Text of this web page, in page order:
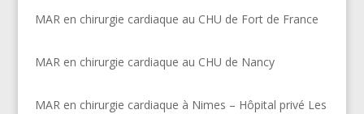
MAR en chirurgie cardiaque au CHU de Fort de France
MAR en chirurgie cardiaque au CHU de Nancy
MAR en chirurgie cardiaque à Nimes – Hôpital privé Les